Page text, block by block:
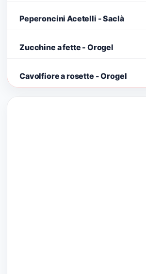
Peperoncini Acetelli - Saclà
Zucchine a fette - Orogel
Cavolfiore a rosette - Orogel